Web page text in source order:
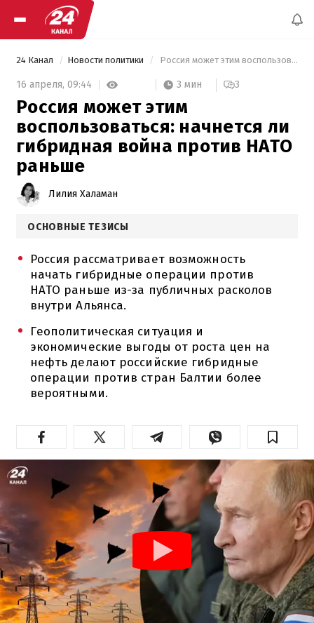
24 Канал Новости политики Россия может этим воспользоваться: начнется ли гибридная война против НАТО раньше
16 апреля, 09:44 3 мин 3
Россия может этим
воспользоваться: начнется ли
гибридная война против НАТО
раньше
Лилия Халаман
ОСНОВНЫЕ ТЕЗИСЫ
Россия рассматривает возможность
начать гибридные операции против
НАТО раньше из-за публичных расколов
внутри Альянса.
Геополитическая ситуация и
экономические выгоды от роста цен на
нефть делают российские гибридные
операции против стран Балтии более
вероятными.